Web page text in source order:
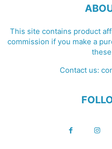
This site contains product
commission if you make a
Contact us: